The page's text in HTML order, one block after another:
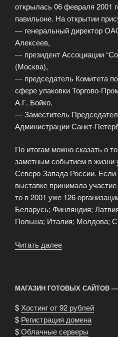
открылась 06 февраля 2001
павильоне. На открытии
— генеральный директор
Алексеев,
— президент Ассоциации
(Москва),
— председатель Комитета
сфере упаковки Торгово-
А.Г. Бойко,
— Заместитель
Администрации Санкт-
По итогам можно сказать о
заметным событием в жизни
Северо-Запада России.
выставке принимала
то в 2001 уже 126
Беларусь; Финляндия;
Польша; Италия; Молдова;
Читать далее
МАГАЗИН ГОТОВЫХ САЙТОВ —
$ Хостинг от 92 рублей
$ Регистрация домена
$Облачные серверы